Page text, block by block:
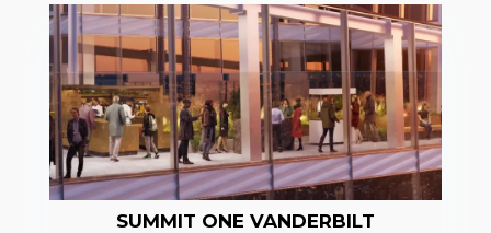
SUMMIT ONE VANDERBILT